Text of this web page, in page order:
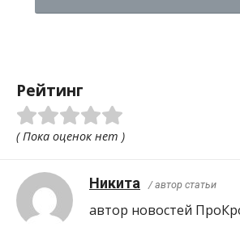
Рейтинг
( Пока оценок нет )
Никита / автор статьи
автор новостей